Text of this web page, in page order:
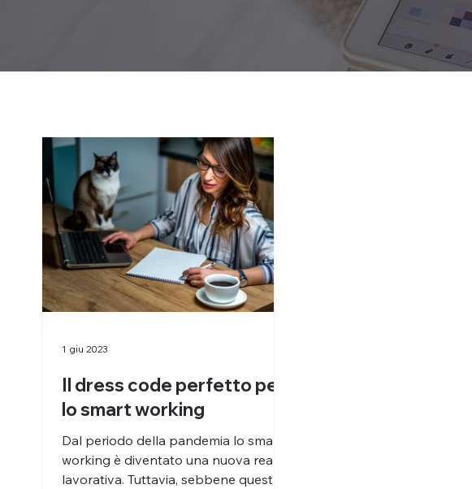
Il dress code perfetto per
lo smart working
Dal periodo della pandemia lo smart
working è diventato una nuova realtà
lavorativa. Tuttavia, sebbene questa
1 giu 2023